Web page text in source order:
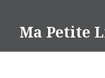
contenuMa Petite